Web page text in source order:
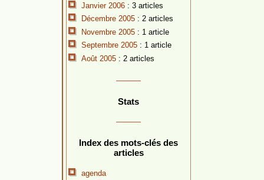
Janvier 2006 : 3 articles
Décembre 2005 : 2 articles
Novembre 2005 : 1 article
Septembre 2005 : 1 article
Août 2005 : 2 articles
Stats
Index des mots-clés des
articles
agenda